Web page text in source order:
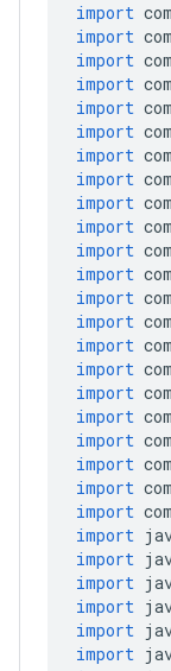
import com
import com
import com
import com
import com
import com
import com
import com
import com
import com
import com
import com
import com
import com
import com
import com
import com
import com
import com
import com
import com
import com
import
import
import
import
import
import